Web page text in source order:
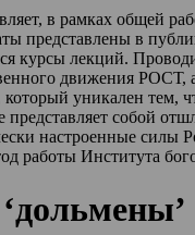
в рамках общей
представлены в
курсы лекций.
движения РОСТ,
уникален тем,
собой
настроенные силы
работы Института